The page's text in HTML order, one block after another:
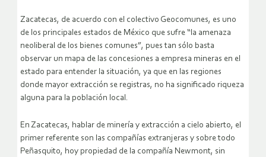
Zacatecas, de acuerdo con el colectivo Geocomunes, es uno
de los principales estados de México que sufre “la amenaza
neoliberal de los bienes comunes”, pues tan sólo basta
observar un mapa de las concesiones a empresa mineras en el
estado para entender la situación, ya que en las regiones
donde mayor extracción se registras, no ha significado riqueza
alguna para la población local.
En Zacatecas, hablar de minería y extracción a cielo abierto, el
primer referente son las compañías extranjeras y sobre todo
Peñasquito, hoy propiedad de la compañía Newmont, sin